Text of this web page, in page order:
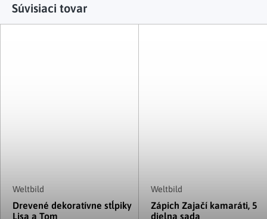
Súvisiaci tovar
Weltbild
Drevené dekoratívne stĺpiky
Lisa a Tom
Weltbild
Zápich Zajačí kamaráti, 5
dielna sada